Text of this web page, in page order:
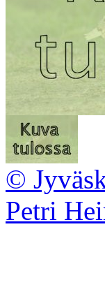
©
Petri